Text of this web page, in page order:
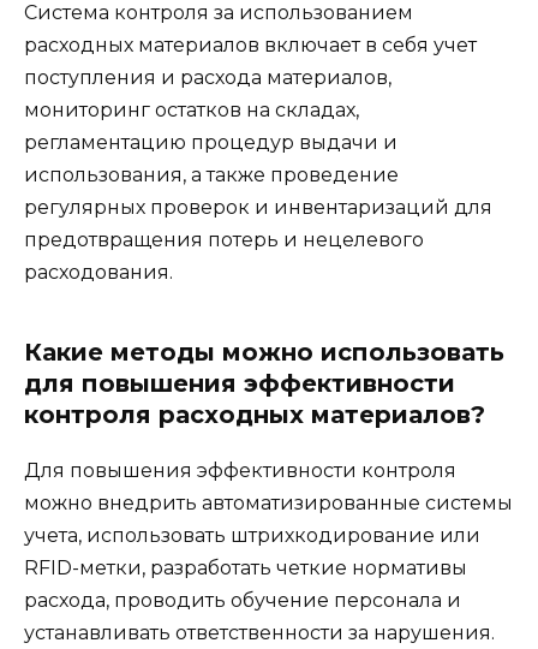
Система контроля за использованием
расходных материалов включает в себя учет
поступления и расхода материалов,
мониторинг остатков на складах,
регламентацию процедур выдачи и
использования, а также проведение
регулярных проверок и инвентаризаций для
предотвращения потерь и нецелевого
расходования.
Какие методы можно использовать
для повышения эффективности
контроля расходных материалов?
Для повышения эффективности контроля
можно внедрить автоматизированные системы
учета, использовать штрихкодирование или
RFID-метки, разработать четкие нормативы
расхода, проводить обучение персонала и
устанавливать ответственности за нарушения.